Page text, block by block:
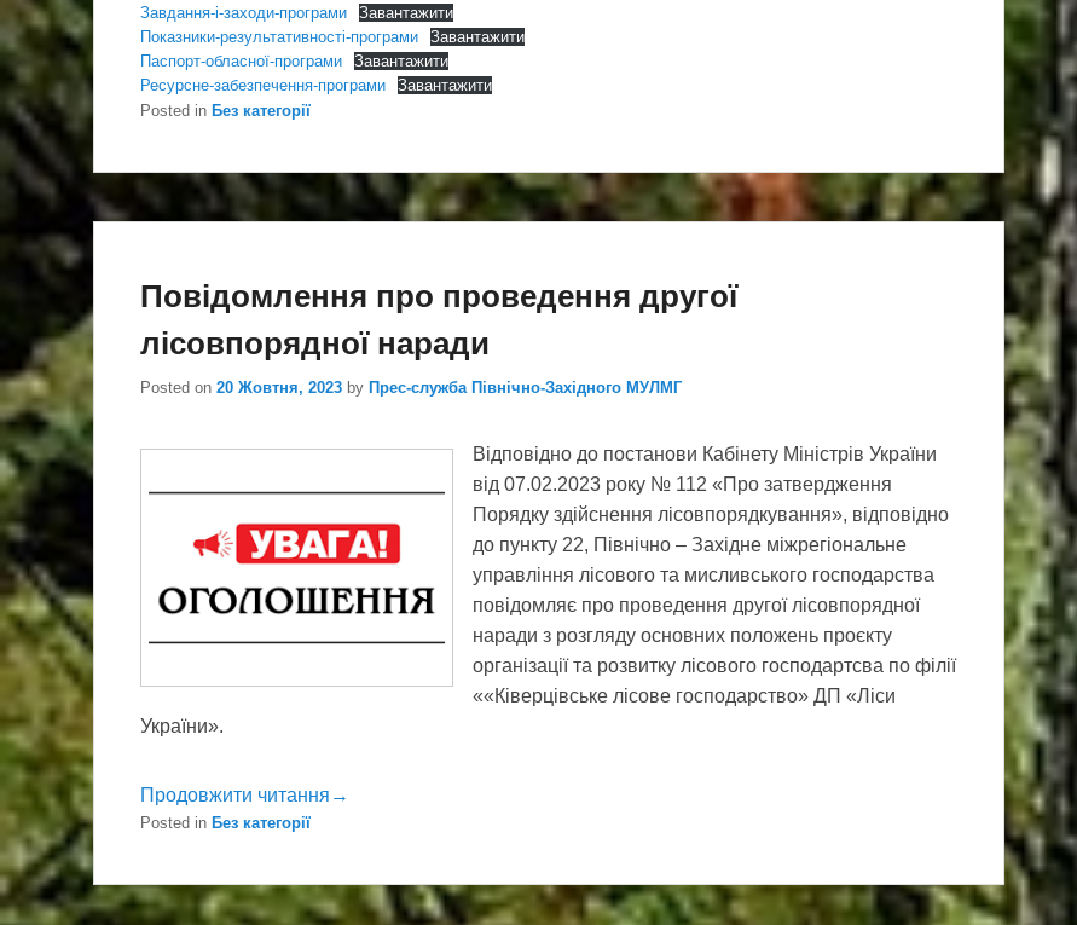
Завдання-і-заходи-програми
Завантажити
Показники-результативності-програми
Завантажити
Паспорт-обласної-програми
Завантажити
Ресурсне-забезпечення-програми
Завантажити
Posted in Без категорії
Повідомлення про проведення другої
лісовпорядної наради
Posted on 20 Жовтня, 2023 by Прес-служба Північно-Західного МУЛМГ
Відповідно до постанови Кабінету Міністрів України
від 07.02.2023 року № 112 «Про затвердження
Порядку здійснення лісовпорядкування», відповідно
до пункту 22, Північно – Західне міжрегіональне
управління лісового та мисливського господарства
повідомляє про проведення другої лісовпорядної
наради з розгляду основних положень проєкту
організації та розвитку лісового господартсва по філії
««Ківерцівське лісове господарство» ДП «Ліси
України».
Продовжити читання→
Posted in Без категорії